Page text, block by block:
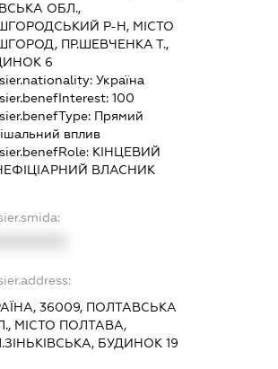
ОБЛ.,
Р-Н, МІСТО
ПР.ШЕВЧЕНКА Т.,
6
Україна
100
Прямий
вплив
КІНЦЕВИЙ
ВЛАСНИК
36009, ПОЛТАВСЬКА
МІСТО ПОЛТАВА,
БУДИНОК 19